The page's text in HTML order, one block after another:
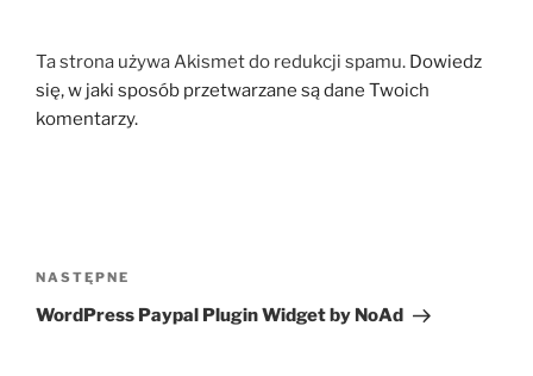
Ta strona używa Akismet do redukcji spamu. Dowiedz
się, w jaki sposób przetwarzane są dane Twoich
komentarzy.
wpisu
Następny
wpis
NASTĘPNE
WordPress Paypal Plugin Widget by NoAd